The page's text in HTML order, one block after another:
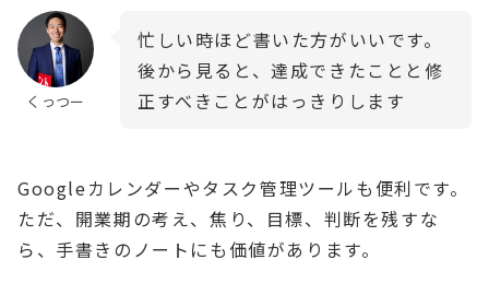
くっつー
忙しい時ほど書いた方がいいです。
後から見ると、達成できたことと修
正すべきことがはっきりします
Googleカレンダーやタスク管理ツールも便利です。
ただ、開業期の考え、焦り、目標、判断を残すな
ら、手書きのノートにも価値があります。